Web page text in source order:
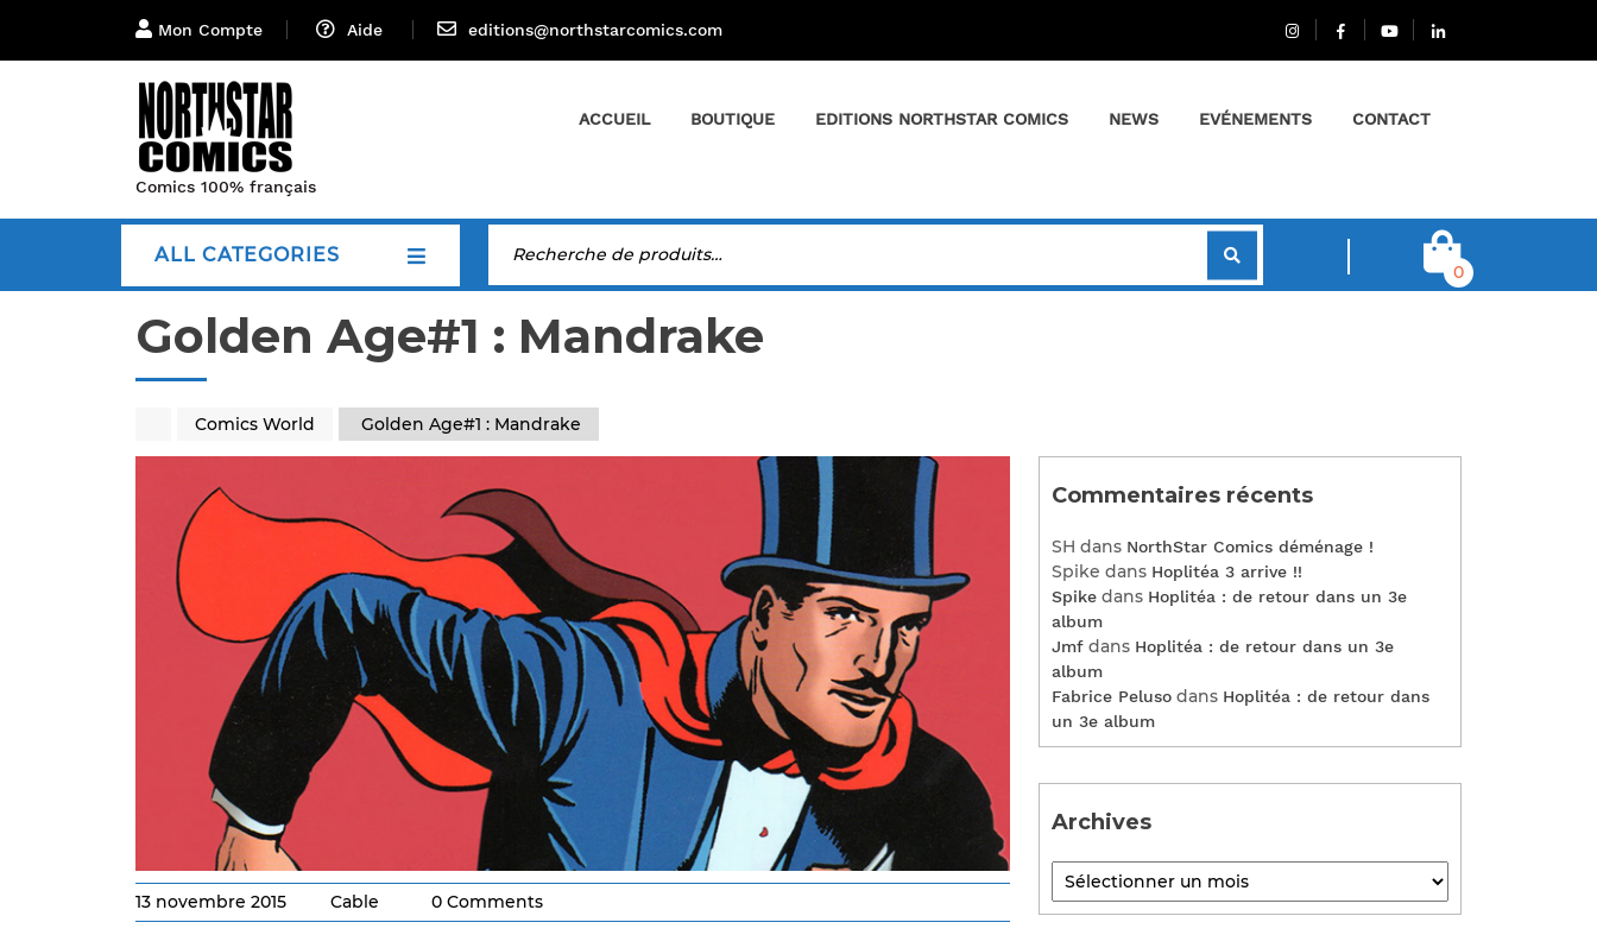
Mon Compte Aide editions@northstarcomics.com
Comics 100% français
ACCUEIL BOUTIQUE EDITIONS NORTHSTAR COMICS NEWS EVÉNEMENTS CONTACT
ALL CATEGORIES
0
Golden Age#1 : Mandrake
Comics World Golden Age#1 : Mandrake
13 novembre 2015 Cable 0 Comments
Commentaires récents
SH dans NorthStar Comics déménage !
Spike dans Hoplitéa 3 arrive !!
Spike dans Hoplitéa : de retour dans un 3e
album
Jmf dans Hoplitéa : de retour dans un 3e
album
Fabrice Peluso dans Hoplitéa : de retour dans
un 3e album
Archives